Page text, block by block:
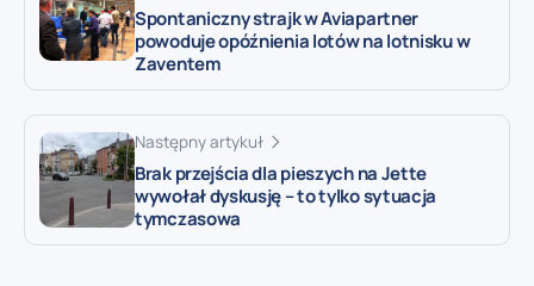
Spontaniczny strajk w Aviapartner
powoduje opóźnienia lotów na lotnisku w
Zaventem
Następny artykuł
Brak przejścia dla pieszych na Jette
wywołał dyskusję – to tylko sytuacja
tymczasowa